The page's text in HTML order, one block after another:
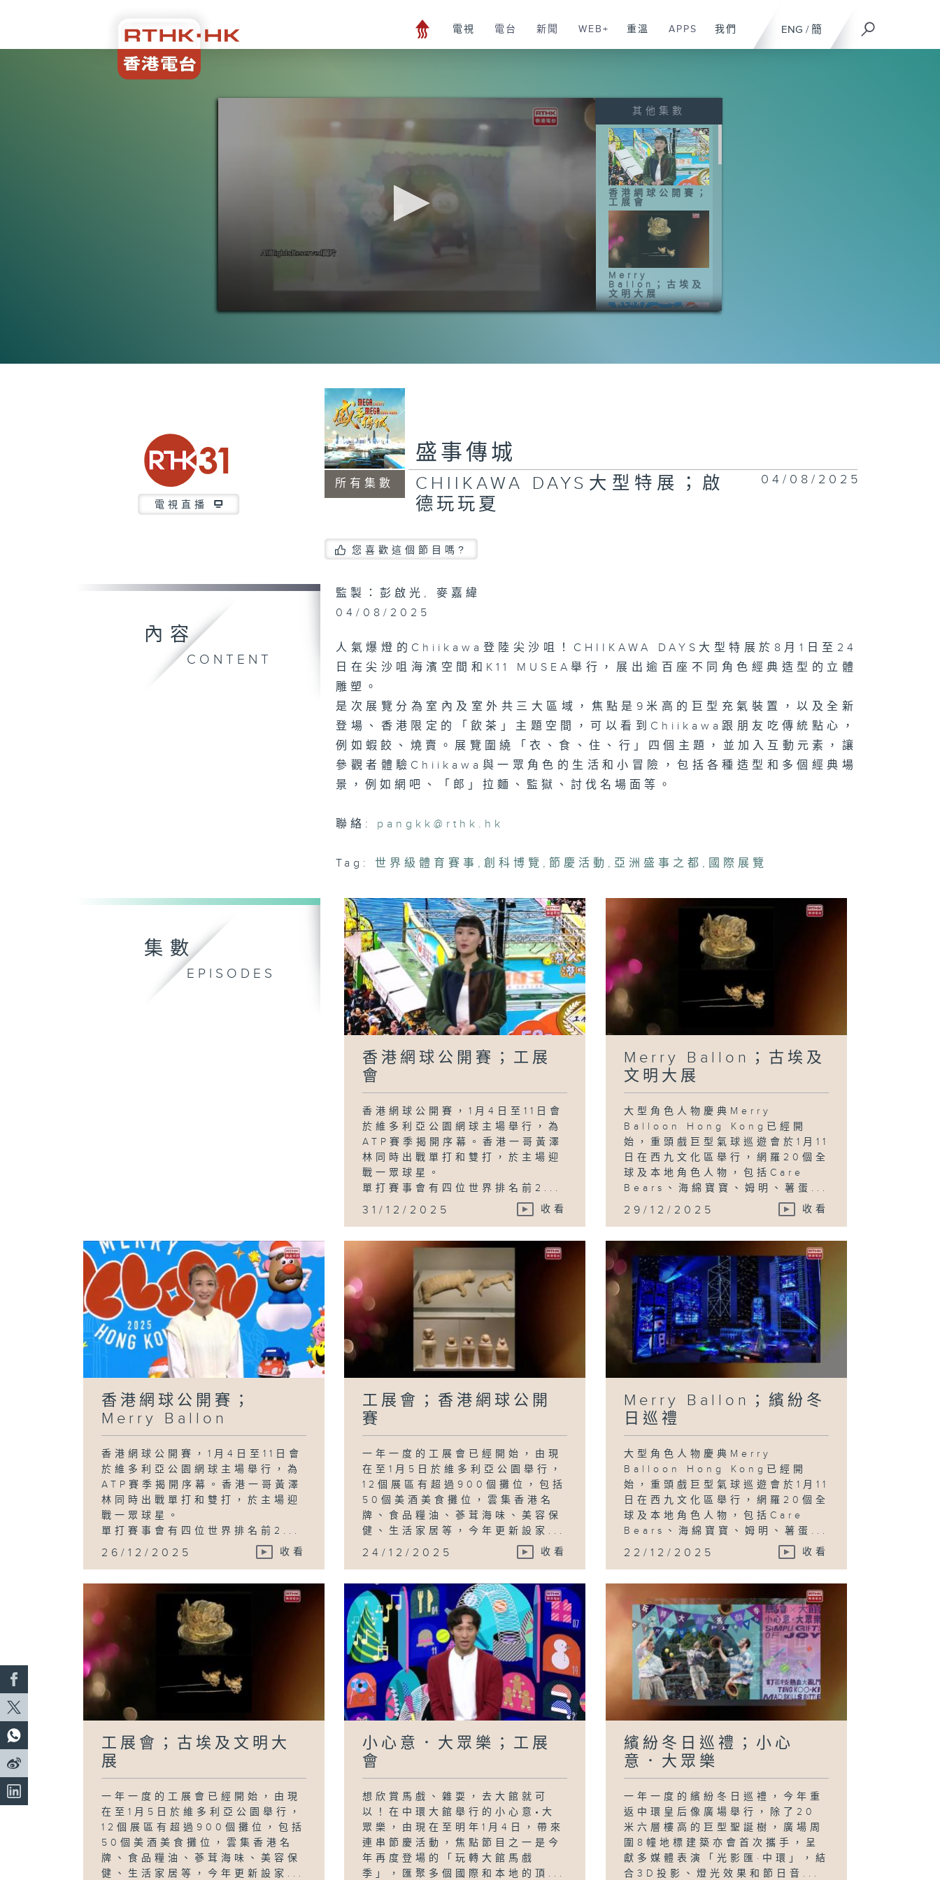
ENG / 簡
電視 電台 新聞 WEB+ 重溫 APPS 我們
0
其他集數
香港網球公開賽；
工展會
Merry
Ballon；古埃及
文明大展
香港網球公開賽；
小心意．大眾樂；
工展會
繽紛冬日巡禮；小
古埃及文明大展；
小心意．大眾樂；
WTT香港總決賽
電視直播
所有集數
盛事傳城
CHIIKAWA DAYS大型特展；啟
德玩玩夏
04/08/2025
您喜歡這個節目嗎?
內容
CONTENT
監製：彭啟光, 麥嘉緯
04/08/2025
人氣爆燈的Chiikawa登陸尖沙咀！CHIIKAWA DAYS大型特展於8月1日至24
日在尖沙咀海濱空間和K11 MUSEA舉行，展出逾百座不同角色經典造型的立體
雕塑。
是次展覽分為室內及室外共三大區域，焦點是9米高的巨型充氣裝置，以及全新
登場、香港限定的「飲茶」主題空間，可以看到Chiikawa跟朋友吃傳統點心，
例如蝦餃、燒賣。展覽圍繞「衣、食、住、行」四個主題，並加入互動元素，讓
參觀者體驗Chiikawa與一眾角色的生活和小冒險，包括各種造型和多個經典場
景，例如網吧、「郎」拉麵、監獄、討伐名場面等。
聯絡: pangkk@rthk.hk
Tag: 世界級體育賽事 ,創科博覽 ,節慶活動 ,亞洲盛事之都 , 國際展覽
集數
EPISODES
香港網球公開賽；工展
會
香港網球公開賽，1月4日至11日會
於維多利亞公園網球主場舉行，為
ATP賽季揭開序幕。香港一哥黃澤
林同時出戰單打和雙打，於主場迎
戰一眾球星。
單打賽事會有四位世界排名前2...
31/12/2025 收看
Merry Ballon；古埃及
文明大展
大型角色人物慶典Merry
Balloon Hong Kong已經開
始，重頭戲巨型氣球巡遊會於1月11
日在西九文化區舉行，網羅20個全
球及本地角色人物，包括Care
Bears、海綿寶寶、姆明、薯蛋...
29/12/2025 收看
香港網球公開賽；
Merry Ballon
香港網球公開賽，1月4日至11日會
於維多利亞公園網球主場舉行，為
ATP賽季揭開序幕。香港一哥黃澤
林同時出戰單打和雙打，於主場迎
戰一眾球星。
單打賽事會有四位世界排名前2...
26/12/2025 收看
工展會；香港網球公開
賽
一年一度的工展會已經開始，由現
在至1月5日於維多利亞公園舉行，
12個展區有超過900個攤位，包括
50個美酒美食攤位，雲集香港名
牌、食品糧油、蔘茸海味、美容保
健、生活家居等，今年更新設家...
24/12/2025 收看
Merry Ballon；繽紛冬
日巡禮
大型角色人物慶典Merry
Balloon Hong Kong已經開
始，重頭戲巨型氣球巡遊會於1月11
日在西九文化區舉行，網羅20個全
球及本地角色人物，包括Care
Bears、海綿寶寶、姆明、薯蛋...
22/12/2025 收看
工展會；古埃及文明大
展
一年一度的工展會已經開始，由現
在至1月5日於維多利亞公園舉行，
12個展區有超過900個攤位，包括
50個美酒美食攤位，雲集香港名
牌、食品糧油、蔘茸海味、美容保
健、生活家居等，今年更新設家...
小心意．大眾樂；工展
會
想欣賞馬戲、雜耍，去大館就可
以！在中環大館舉行的小心意•大
眾樂，由現在至明年1月4日，帶來
連串節慶活動，焦點節目之一是今
年再度登場的「玩轉大館馬戲
季」，匯聚多個國際和本地的頂...
繽紛冬日巡禮；小心
意．大眾樂
一年一度的繽紛冬日巡禮，今年重
返中環皇后像廣場舉行，除了20
米六層樓高的巨型聖誕樹，廣場周
圍8幢地標建築亦會首次攜手，呈
獻多媒體表演「光影匯·中環」，結
合3D投影、燈光效果和節日音...